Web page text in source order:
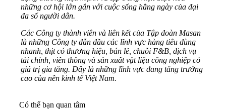
những cơ hội lớn gắn với cuộc sống hằng ngày của đại
đa số người dân.
Các Công ty thành viên và liên kết của Tập đoàn Masan
là những Công ty dẫn đầu các lĩnh vực hàng tiêu dùng
nhanh, thịt có thương hiệu, bán lẻ, chuỗi F&B, dịch vụ
tài chính, viễn thông và sản xuất vật liệu công nghiệp có
giá trị gia tăng. Đây là những lĩnh vực đang tăng trưởng
cao của nền kinh tế Việt Nam.
Có thể bạn quan tâm